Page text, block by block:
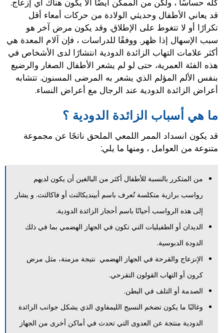
قد يعاني الأطفال وحديثي الولادة من حركات أمعاء أقل
تكرارًا أو لا تتغوط على الإطلاق. وقد يكون مرض آخر هو
سبب الإسهال إذا ظهر. ووفقًا للدراسات ، فإن آلام المعدة هي
أكثر علامات التهاب الزائدة الدودية انتشارًا لدى الأشخاص في
هذه الفئة العمرية، حتى لو لم يشعر الأطفال الصغار والرضيع
بنفس الألم المؤلم الذي يشعر به المرضى المسنون. تتشابه
أعراض الزائدة الدودية عند الرجال مع أعراض النساء.
ما هي أسباب الزائدة الدودية ؟
قد يكون انسداد الممر اللمعي الملحق ناتجًا عن مجموعة
متنوعة من العوامل ، ومنها ما يلي:
من المتكرر بالنسبة للأطفال أكثر من البالغين أن يكون لديهم
رواسب برازية متكلسة تُعرف باسم أبينديكالتث أو فاكالتث. و يشار
إلى هذه الرواسب أحيانًا باسم أحجار الزائدة الدودية.
الديدان أو الطفيليات التي تكون في الجهاز الهضمي بما في ذلك
الدودة الدبوسية.
الإنزعاج والقرحة في الجهاز الهضمي نتيجة مزمنة، مثل مرض
كرون أو التهاب القولون التقرحي.
الصدمة أو التلف في البطن.
وغالبًا ما يكون تضخم النسيج الليمفاوي الذي يشكل جوانب الزائدة
الدودية منتجة عن العدوى التي تحدث في أماكن أخرى من الجهاز